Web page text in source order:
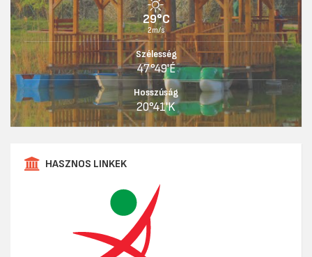
29°C
2m/s
Szélesség
47°49'É
Hosszúság
20°41'K
HASZNOS LINKEK